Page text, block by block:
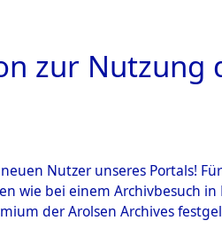
zur Nutzung
Nutzer unseres Portals!
wie bei einem Archivbesuch
der Arolsen Archives